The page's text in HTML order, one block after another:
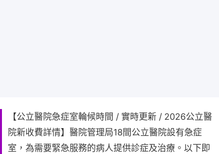
【公立醫院急症室輪候時間 / 實時更新 / 2026公立醫
院新收費詳情】醫院管理局18間公立醫院設有急症
室，為需要緊急服務的病人提供診症及治療。以下即